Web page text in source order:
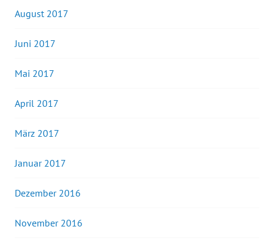
August 2017
Juni 2017
Mai 2017
April 2017
März 2017
Januar 2017
Dezember 2016
November 2016